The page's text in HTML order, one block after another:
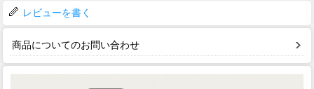
レビューを書く
商品についてのお問い合わせ